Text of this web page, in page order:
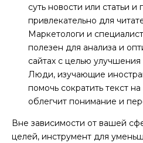
суть новости или статьи
привлекательно для
Маркетологи и
полезен для анализа и
сайтах с целью
Люди, изучающие
помочь сократить текст
облегчит понимание и
Вне зависимости от вашей
целей, инструмент для